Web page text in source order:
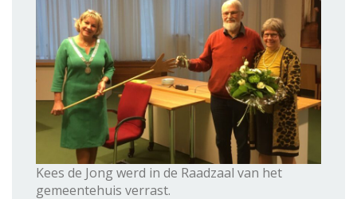
Kees de Jong werd in de Raadzaal van het
gemeentehuis verrast.